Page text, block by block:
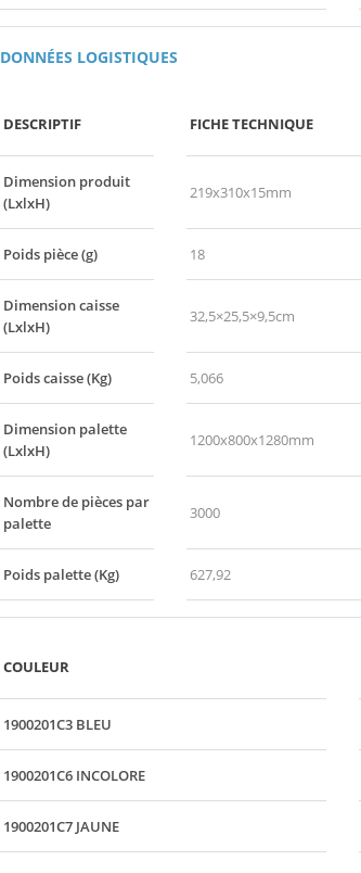
DONNÉES LOGISTIQUES
DESCRIPTIF FICHE TECHNIQUE
Dimension produit
(LxlxH)
219x310x15mm
Poids pièce (g) 18
Dimension caisse
(LxlxH)
32,5×25,5×9,5cm
Poids caisse (Kg) 5,066
Dimension palette
(LxlxH)
1200x800x1280mm
Nombre de pièces par
palette
3000
Poids palette (Kg) 627,92
COULEUR
1900201C3 BLEU
1900201C6 INCOLORE
1900201C7 JAUNE